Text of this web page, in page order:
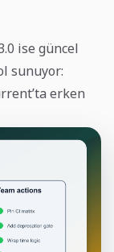
ise güncel
sunuyor:
erken